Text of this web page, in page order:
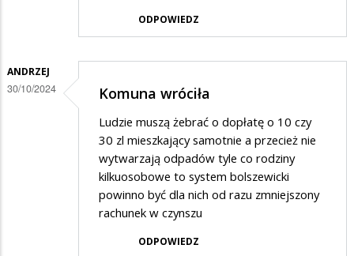
ODPOWIEDZ
ANDRZEJ
30/10/2024 Komuna wróciła
Ludzie muszą żebrać o dopłatę o 10 czy
30 zl mieszkający samotnie a przecież nie
wytwarzają odpadów tyle co rodziny
kilkuosobowe to system bolszewicki
powinno być dla nich od razu zmniejszony
rachunek w czynszu
ODPOWIEDZ